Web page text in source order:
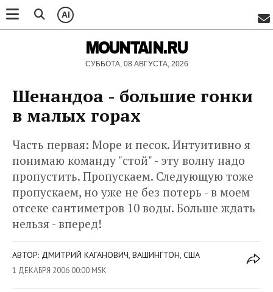
AI
MOUNTAIN.RU
СУББОТА, 08 АВГУСТА, 2026
Шенандоа - большие гонки
в малых горах
Часть первая: Море и песок. Интуитивно я
понимаю команду "стой" - эту волну надо
пропустить. Пропускаем. Следующую тоже
пропускаем, но уже не без потерь - в моем
отсеке сантиметров 10 воды. Больше ждать
нельзя - вперед!
АВТОР: ДМИТРИЙ КАГАНОВИЧ, ВАШИНГТОН, США
1 ДЕКАБРЯ 2006 00:00 MSK